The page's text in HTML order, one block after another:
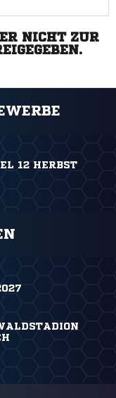
NICHT ZUR
12 HERBST